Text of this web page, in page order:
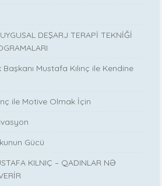
DEŞARJ TERAPİ TEKNİĞİ
Mustafa Kılınç ile Kendine
ile Motive Olmak İçin
Gücü
KILNIÇ – QADINLAR NƏ